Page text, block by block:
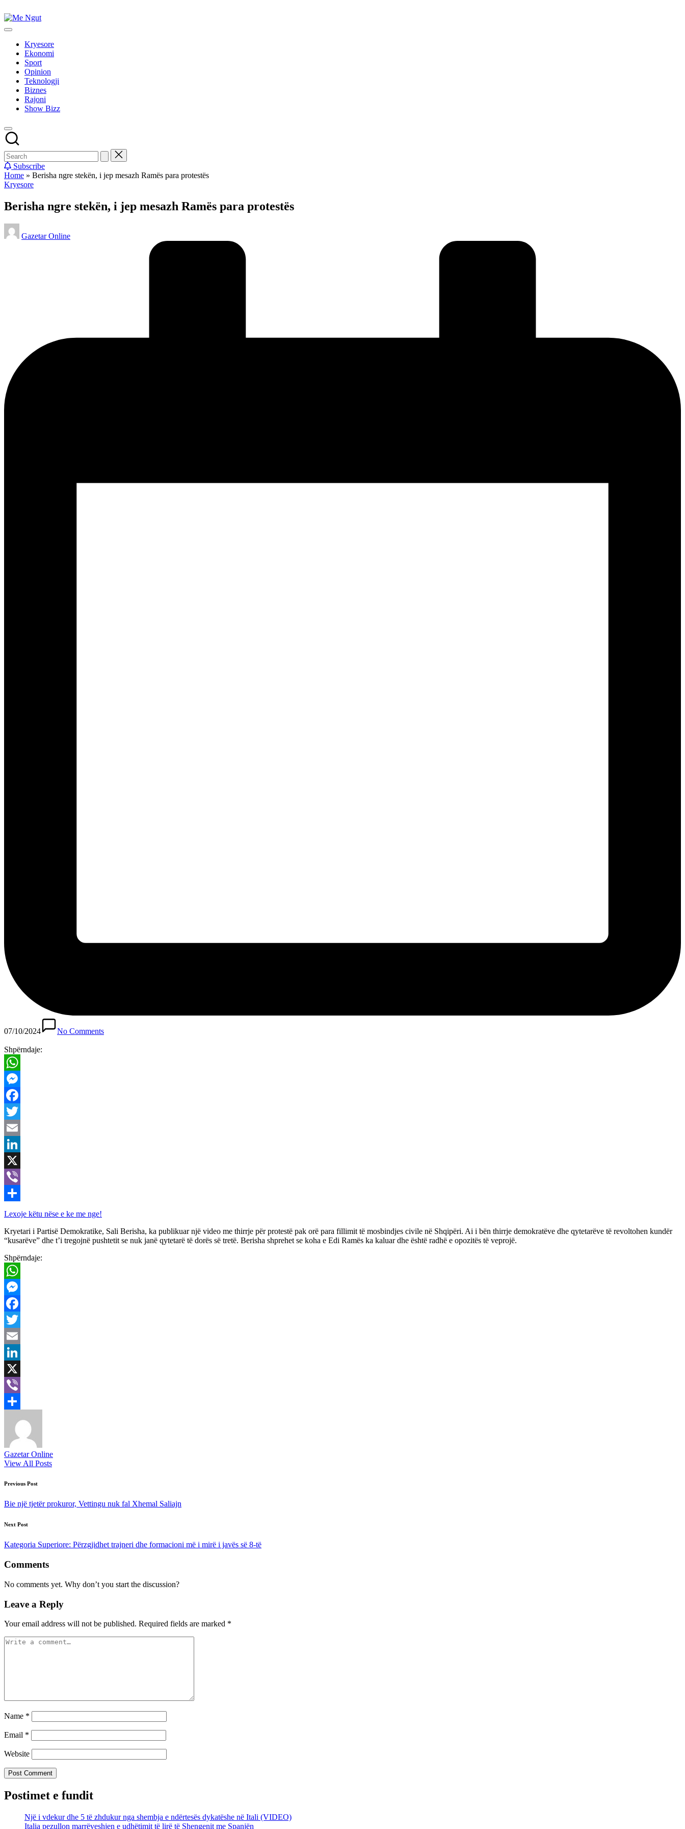
to
content
Me
Këtu
lajmet
ngut
Kryesore
Ekonomi
Sport
Opinion
Teknologji
Biznes
Rajoni
Show Bizz
Subscribe
Home » Berisha ngre stekën, i jep mesazh Ramës para protestës
Posted
Kryesore
Berisha ngre stekën, i jep mesazh Ramës para protestës
Posted
by
Gazetar Online
07/10/2024 No Comments
Shpërndaje:
WhatsApp
Messenger
Facebook
Twitter
Email
LinkedIn
X
Viber
Share
Lexoje këtu nëse e ke me nge!
Kryetari i Partisë Demokratike, Sali Berisha, ka publikuar një video me thirrje për protestë pak orë para fillimit të mosbindjes civile në Shqipëri. Ai i bën thirrje demokratëve dhe qytetarëve të revoltohen kundër
“kusarëve” dhe t’i tregojnë pushtetit se nuk janë qytetarë të dorës së tretë. Berisha shprehet se koha e Edi Ramës ka kaluar dhe është radhë e opozitës të veprojë.
Shpërndaje:
WhatsApp
Messenger
Facebook
Twitter
Email
LinkedIn
X
Viber
Gazetar Online
View All Posts
Post
navigation
Previous Post
Bie një tjetër prokuror, Vettingu nuk fal Xhemal Saliajn
Next Post
Kategoria Superiore: Përzgjidhet trajneri dhe formacioni më i mirë i javës së 8-të
Comments
No comments yet. Why don’t you start the discussion?
Leave a Reply
Your email address will not be published. Required fields are marked *
Name *
Email *
Website
Postimet e fundit
Një i vdekur dhe 5 të zhdukur nga shembja e ndërtesës dykatëshe në Itali (VIDEO)
Italia pezullon marrëveshjen e udhëtimit të lirë të Shengenit me Spanjën